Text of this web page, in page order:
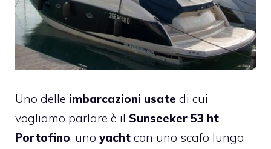
Uno delle imbarcazioni usate di cui
vogliamo parlare è il Sunseeker 53 ht
Portofino, uno yacht con uno scafo lungo